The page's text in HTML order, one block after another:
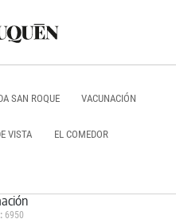
SAN ROQUE VACUNACIÓN
VISTA EL COMEDOR
6950